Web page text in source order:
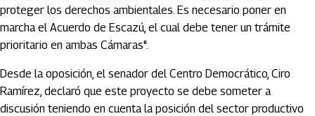
proteger los derechos ambientales. Es necesario poner en
marcha el Acuerdo de Escazú, el cual debe tener un trámite
prioritario en ambas Cámaras".
Desde la oposición, el senador del Centro Democrático, Ciro
Ramírez, declaró que este proyecto se debe someter a
discusión teniendo en cuenta la posición del sector productivo